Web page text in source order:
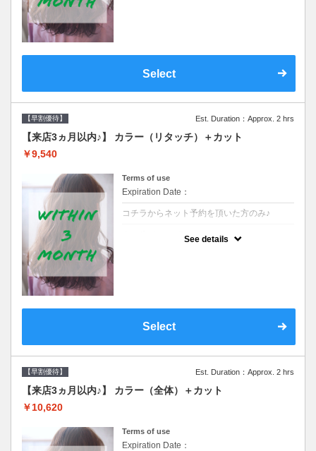
Select
【早割優待】 Est. Duration：Approx. 2 hrs
【来店3ヵ月以内♪】 カラー（リタッチ）＋カット
￥9,540
Terms of use
Expiration Date：
コチラからネット予約を頂いた方のみ♪
See details
Select
【早割優待】 Est. Duration：Approx. 2 hrs
【来店3ヵ月以内♪】 カラー（全体）＋カット
￥10,620
Terms of use
Expiration Date：